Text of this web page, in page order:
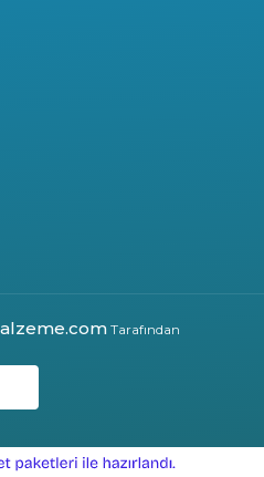
Tarafından
e-